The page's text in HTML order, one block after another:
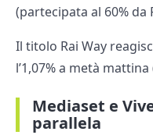
(partecipata al 60% da
Il titolo Rai Way
l’1,07% a metà
Mediaset e
parallela